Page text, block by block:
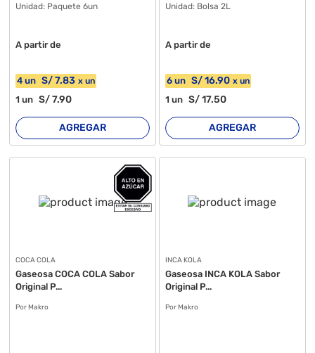
Unidad: Paquete 6un
A partir de
4 un S/7.83 xun
1un S/7.90
AGREGAR
Unidad: Bolsa 2L
A partir de
6 un S/16.90 x un
1 un S/17.50
AGREGAR
COCA COLA
Gaseosa COCA COLA Sabor
Original P...
Por Makro
INCA KOLA
Gaseosa INCA KOLA Sabor
Original P...
Por Makro